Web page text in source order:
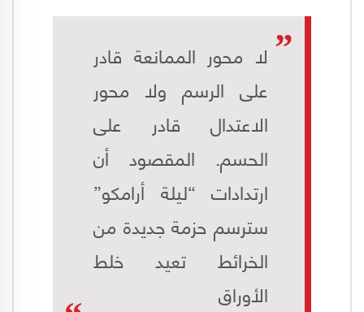
لا محور الممانعة قادر
على الرسم ولا محور
الاعتدال قادر على
الحسم. المقصود أن
ارتدادات “ليلة أرامكو”
سترسم حزمة جديدة من
الخرائط تعيد خلط
الأوراق